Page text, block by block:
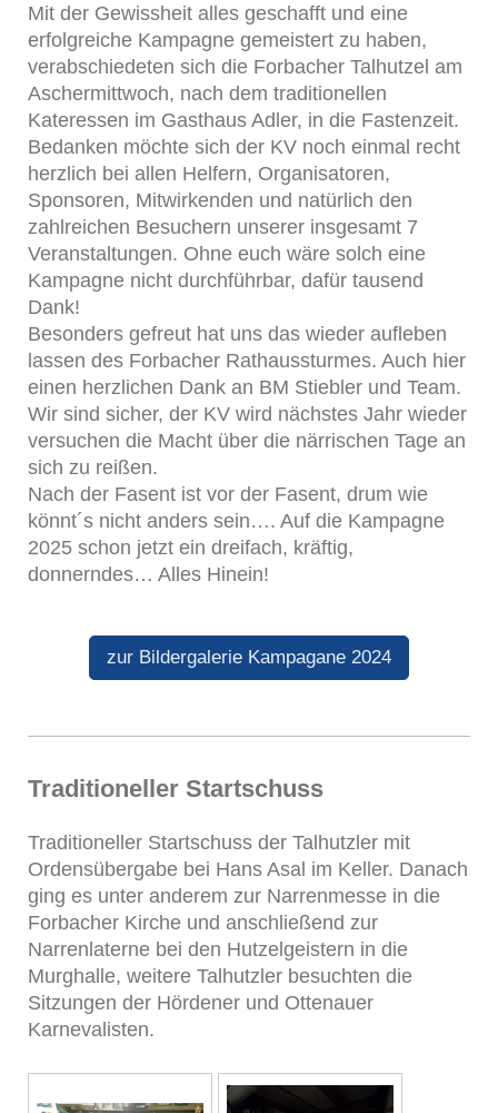
Mit der Gewissheit alles geschafft und eine
erfolgreiche Kampagne gemeistert zu haben,
verabschiedeten sich die Forbacher Talhutzel am
Aschermittwoch, nach dem traditionellen
Kateressen im Gasthaus Adler, in die Fastenzeit.
Bedanken möchte sich der KV noch einmal recht
herzlich bei allen Helfern, Organisatoren,
Sponsoren, Mitwirkenden und natürlich den
zahlreichen Besuchern unserer insgesamt 7
Veranstaltungen. Ohne euch wäre solch eine
Kampagne nicht durchführbar, dafür tausend
Dank!
Besonders gefreut hat uns das wieder aufleben
lassen des Forbacher Rathaussturmes. Auch hier
einen herzlichen Dank an BM Stiebler und Team.
Wir sind sicher, der KV wird nächstes Jahr wieder
versuchen die Macht über die närrischen Tage an
sich zu reißen.
Nach der Fasent ist vor der Fasent, drum wie
könnt´s nicht anders sein…. Auf die Kampagne
2025 schon jetzt ein dreifach, kräftig,
donnerndes… Alles Hinein!
zur Bildergalerie Kampagane 2024
Traditioneller Startschuss
Traditioneller Startschuss der Talhutzler mit
Ordensübergabe bei Hans Asal im Keller. Danach
ging es unter anderem zur Narrenmesse in die
Forbacher Kirche und anschließend zur
Narrenlaterne bei den Hutzelgeistern in die
Murghalle, weitere Talhutzler besuchten die
Sitzungen der Hördener und Ottenauer
Karnevalisten.